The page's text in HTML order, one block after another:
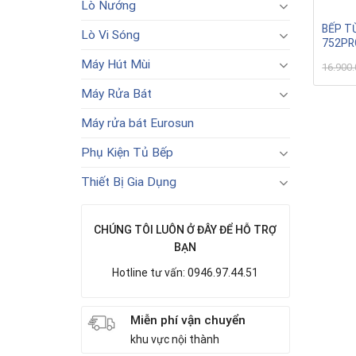
Lò Nướng
Lò Vi Sóng
Máy Hút Mùi
Máy Rửa Bát
Máy rửa bát Eurosun
Phụ Kiện Tủ Bếp
Thiết Bị Gia Dụng
CHÚNG TÔI LUÔN Ở ĐÂY ĐỂ HỖ TRỢ
BẠN
Hotline tư vấn: 0946.97.44.51
Miễn phí vận chuyển
khu vực nội thành
BẾP